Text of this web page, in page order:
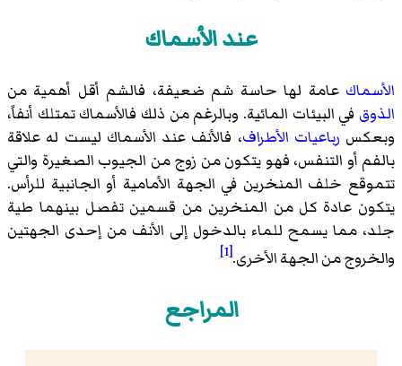
عند الأسماك
الأسماك عامة لها حاسة شم ضعيفة، فالشم أقل أهمية من
الذوق في البيئات المائية. وبالرغم من ذلك فالأسماك تمتلك أنفاً،
وبعكس رباعيات الأطراف، فالأنف عند الأسماك ليست له علاقة
بالفم أو التنفس، فهو يتكون من زوج من الجيوب الصغيرة والتي
تتموقع خلف المنخرين في الجهة الأمامية أو الجانبية للرأس.
يتكون عادة كل من المنخرين من قسمين تفصل بينهما طية
جلد، مما يسمح للماء بالدخول إلى الأنف من إحدى الجهتين
والخروج من الجهة الأخرى.[1]
المراجع